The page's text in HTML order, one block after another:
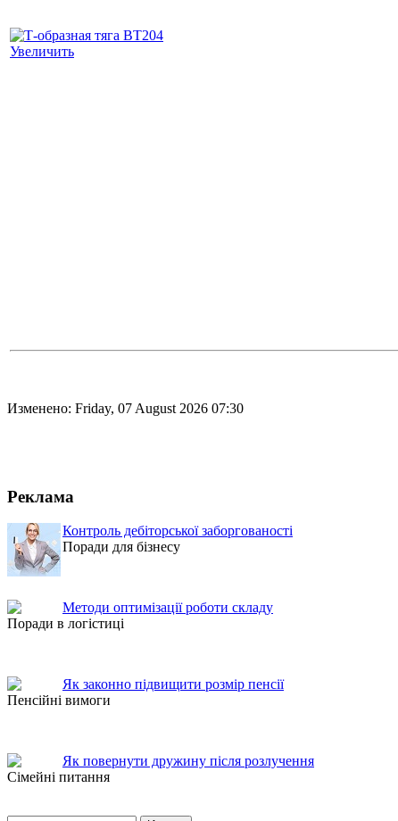
Увеличить
Изменено: Friday, 07 August 2026 07:30
Реклама
Контроль дебіторської заборгованості
Поради для бізнесу
Методи оптимізації роботи складу
Поради в логістиці
Як законно підвищити розмір пенсії
Пенсійні вимоги
Як повернути дружину після розлучення
Сімейні питання